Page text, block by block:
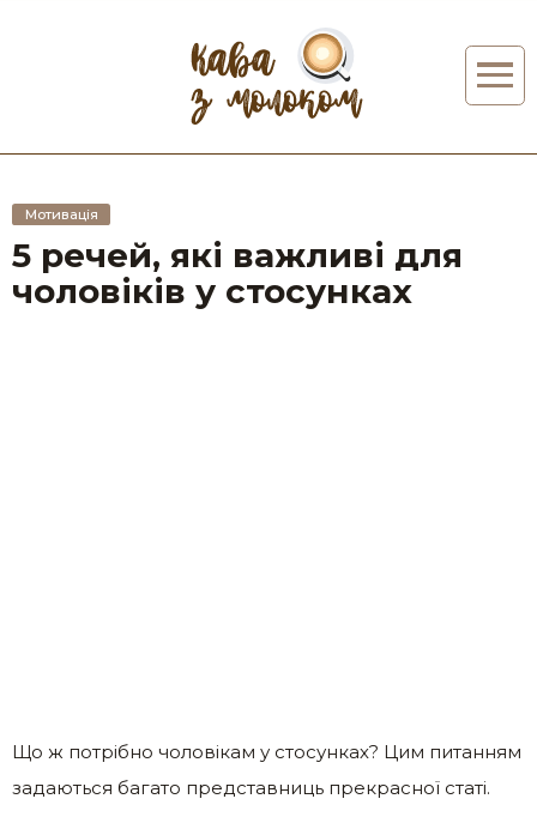
Мотивація
5 речей, які важливі для
чоловіків у стосунках
Що ж потрібно чоловікам у стосунках? Цим питанням
задаються багато представниць прекрасної статі.